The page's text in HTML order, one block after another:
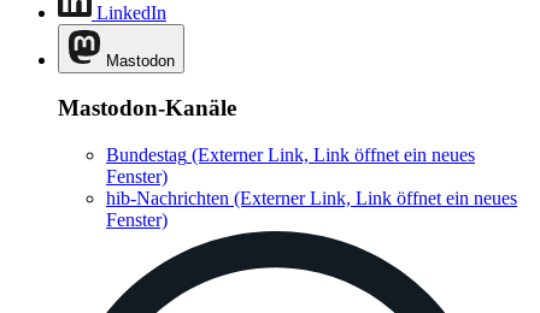
LinkedIn
Mastodon
Mastodon-Kanäle
Bundestag (Externer Link, Link öffnet ein neues
Fenster)
hib-Nachrichten (Externer Link, Link öffnet ein neues
Fenster)